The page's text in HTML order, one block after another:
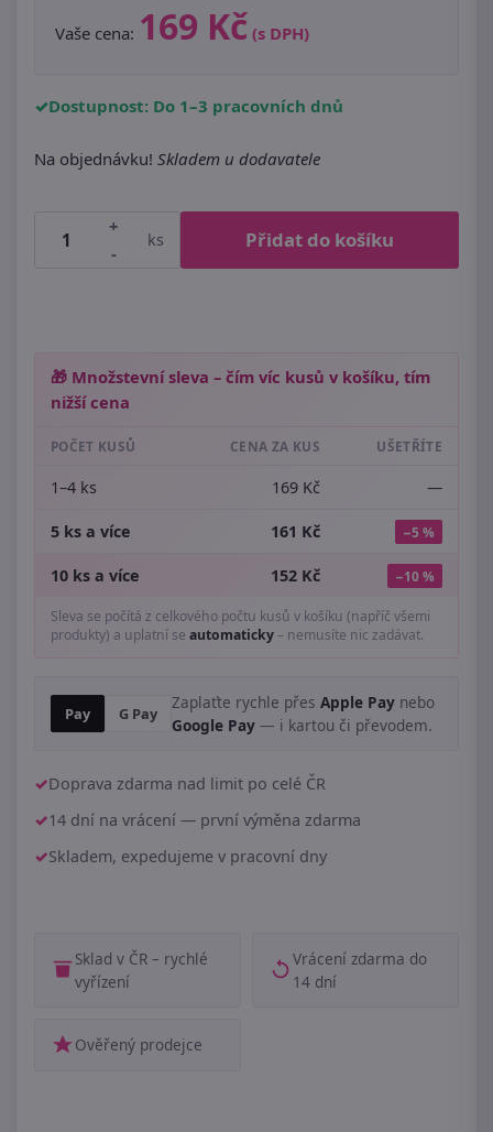
Vaše cena: 169 Kč (s DPH)
Dostupnost: Do 1–3 pracovních dnů
Na objednávku! Skladem u dodavatele
+
-
ks Přidat do košíku
🎁 Množstevní sleva – čím víc kusů v košíku, tím
nižší cena
POČET KUSŮ CENA ZA KUS UŠETŘÍTE
1–4 ks 169 Kč —
5 ks a více 161 Kč −5 %
10 ks a více 152 Kč −10 %
Sleva se počítá z celkového počtu kusů v košíku (napříč všemi
produkty) a uplatní se automaticky– nemusíte nic zadávat.
Pay G Pay
Zaplaťte rychle přes Apple Pay nebo
Google Pay — i kartou či převodem.
Doprava zdarma nad limit po celé ČR
14 dní na vrácení — první výměna zdarma
Skladem, expedujeme v pracovní dny
Sklad v ČR – rychlé
vyřízení
Vrácení zdarma do
14 dní
Ověřený prodejce